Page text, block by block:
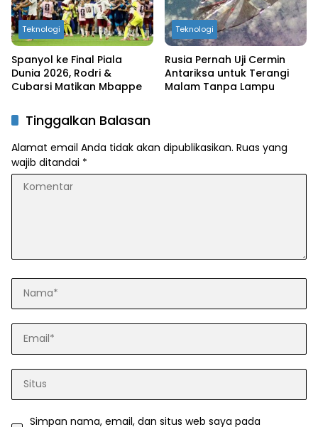
Teknologi
Spanyol ke Final Piala
Dunia 2026, Rodri &
Cubarsi Matikan Mbappe
Teknologi
Rusia Pernah Uji Cermin
Antariksa untuk Terangi
Malam Tanpa Lampu
Tinggalkan Balasan
Alamat email Anda tidak akan dipublikasikan. Ruas yang
wajib ditandai *
Simpan nama, email, dan situs web saya pada